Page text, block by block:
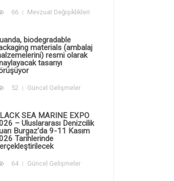
66 Mevzuat Değişiklikleri
biodegradable
materials (ambalaj
resmi olarak
tasarıyı
52 Güncel Gelişmeler
SEA MARINE EXPO
– Uluslararası Denizcilik
Burgaz'da 9-11 Kasım
Tarihlerinde
64 Güncel Gelişmeler